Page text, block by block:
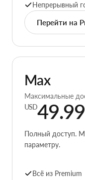
Непрерывный
Перейти на
Max
Максимальные
USD49.99
Полный доступ.
параметру.
Всё из Premium